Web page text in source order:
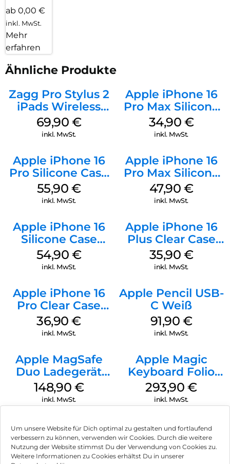
Um unsere Website für Dich optimal zu gestalten und fortlaufend
verbessern zu können, verwenden wir Cookies. Durch die weitere
Nutzung der Website stimmst Du der Verwendung von Cookies zu.
Weitere Informationen zu Cookies erhältst Du in unserer
ab 0,00 €
inkl. MwSt.
Mehr
erfahren
Ähnliche Produkte
Zagg Pro Stylus 2
iPads Wireless
Charging Grau
69,90 €
inkl. MwSt.
Apple iPhone 16
Pro Max Silicone
Case MagSafe
Denim
34,90 €
inkl. MwSt.
Apple iPhone 16
Pro Silicone Case
MagSafe Stone
Gray
55,90 €
inkl. MwSt.
Apple iPhone 16
Pro Max Silicone
Case MagSafe
Black
47,90 €
inkl. MwSt.
Apple iPhone 16
Silicone Case
MagSafe Black
54,90 €
inkl. MwSt.
Apple iPhone 16
Plus Clear Case
MagSafe
Transparent
35,90 €
inkl. MwSt.
Apple iPhone 16
Pro Clear Case
MagSafe
Transparent
36,90€
inkl. MwSt.
Apple Pencil USB-
C Weiß
91,90 €
inkl. MwSt.
Apple MagSafe
Duo Ladegerät
Weiß
148,90 €
inkl. MwSt.
Apple Magic
Keyboard Folio
iPad 10.9″ (10.Gen.)
Weiß
293,90€
inkl. MwSt.
Impressum